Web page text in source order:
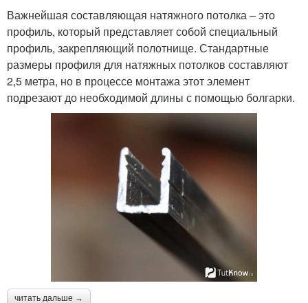
Важнейшая составляющая натяжного потолка – это
профиль, который представляет собой специальный
профиль, закрепляющий полотнище. Стандартные
размеры профиля для натяжных потолков составляют
2,5 метра, но в процессе монтажа этот элемент
подрезают до необходимой длины с помощью болгарки.
читать дальше →